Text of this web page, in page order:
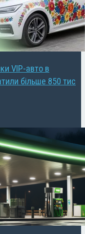
VIP-авто в
більше 850 тис